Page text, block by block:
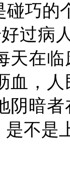
碰巧
过病
天在
血，
阴暗
不是